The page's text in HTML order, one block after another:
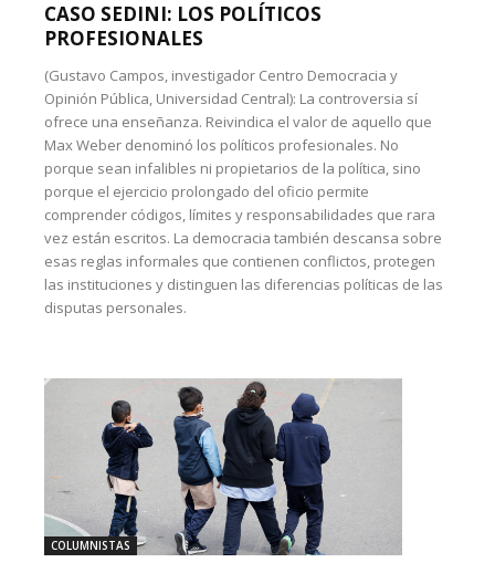
CASO SEDINI: LOS POLÍTICOS
PROFESIONALES
(Gustavo Campos, investigador Centro Democracia y
Opinión Pública, Universidad Central): La controversia sí
ofrece una enseñanza. Reivindica el valor de aquello que
Max Weber denominó los políticos profesionales. No
porque sean infalibles ni propietarios de la política, sino
porque el ejercicio prolongado del oficio permite
comprender códigos, límites y responsabilidades que rara
vez están escritos. La democracia también descansa sobre
esas reglas informales que contienen conflictos, protegen
las instituciones y distinguen las diferencias políticas de las
disputas personales.
COLUMNISTAS